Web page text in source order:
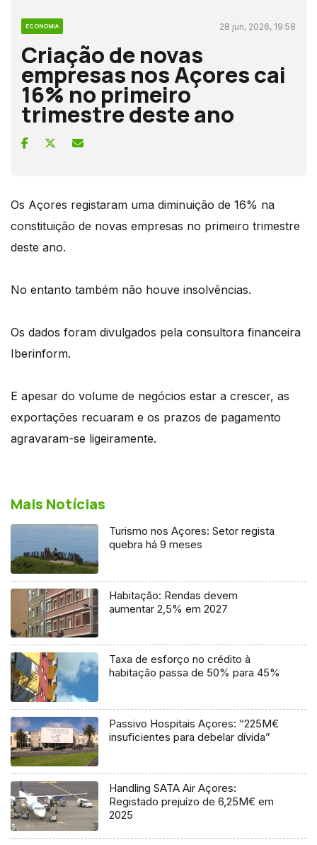
ECONOMIA 28 jun, 2026, 19:58
Criação de novas
empresas nos Açores cai
16% no primeiro
trimestre deste ano
Os Açores registaram uma diminuição de 16% na
constituição de novas empresas no primeiro trimestre
deste ano.
No entanto também não houve insolvências.
Os dados foram divulgados pela consultora financeira
Iberinform.
E apesar do volume de negócios estar a crescer, as
exportações recuaram e os prazos de pagamento
agravaram-se ligeiramente.
Mais Notícias
Turismo nos Açores: Setor regista
quebra há 9 meses
Habitação: Rendas devem
aumentar 2,5% em 2027
Taxa de esforço no crédito à
habitação passa de 50% para 45%
Passivo Hospitais Açores: “225M€
insuficientes para debelar dívida”
Handling SATA Air Açores:
Registado prejuízo de 6,25M€ em
2025